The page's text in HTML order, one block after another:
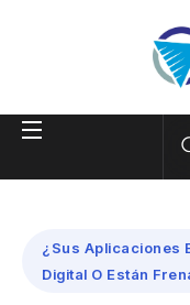
¿Sus Aplicaciones
Digital O Están